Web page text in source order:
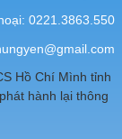
0221.3863.550
Hồ Chí Mình tỉnh
hành lại thông